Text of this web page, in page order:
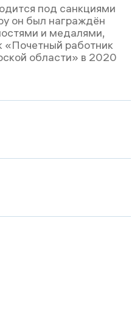
под санкциями
он был награждён
и медалями,
«Почетный работник
области» в 2020